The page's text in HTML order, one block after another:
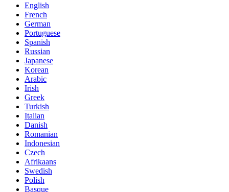
English
French
German
Portuguese
Spanish
Russian
Japanese
Korean
Arabic
Irish
Greek
Turkish
Italian
Danish
Romanian
Indonesian
Czech
Afrikaans
Swedish
Polish
Basque